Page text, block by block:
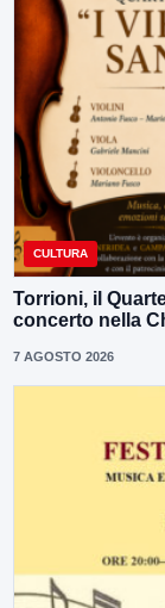
CULTURA
Torrioni, il
concerto nella
7 AGOSTO 2026